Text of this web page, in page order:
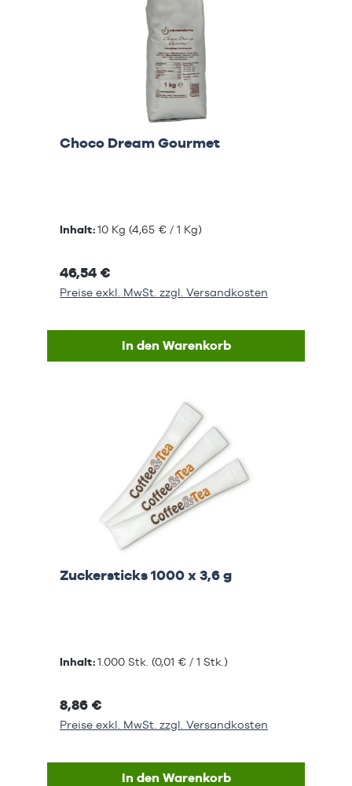
Choco Dream Gourmet
Inhalt:10 Kg (4,65 € / 1 Kg)
46,54 €
Preise exkl. MwSt. zzgl. Versandkosten
In den Warenkorb
Zuckersticks 1000 x 3,6 g
Inhalt:1.000 Stk. (0,01 € / 1 Stk.)
8,86 €
Preise exkl. MwSt. zzgl. Versandkosten
In den Warenkorb